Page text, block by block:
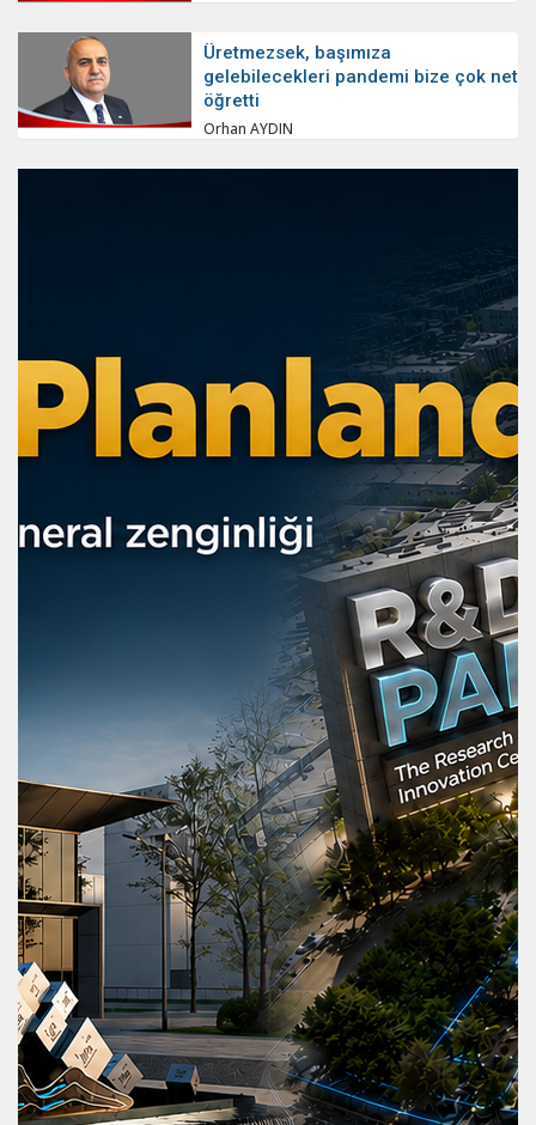
Üretmezsek, başımıza
gelebilecekleri pandemi bize çok net
öğretti
Orhan AYDIN